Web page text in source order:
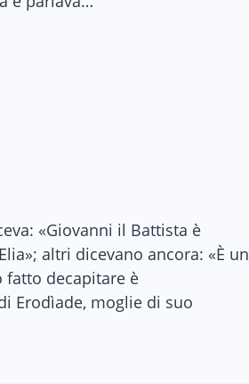
«Giovanni il Battista è
altri dicevano ancora: «È un
fatto decapitare è
Erodìade, moglie di suo